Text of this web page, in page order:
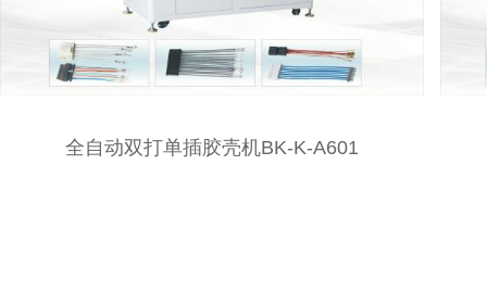
全自动双打单插胶壳机BK-K-A601